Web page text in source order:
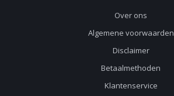
Over ons
Algemene voorwaarden
Disclaimer
Betaalmethoden
Klantenservice